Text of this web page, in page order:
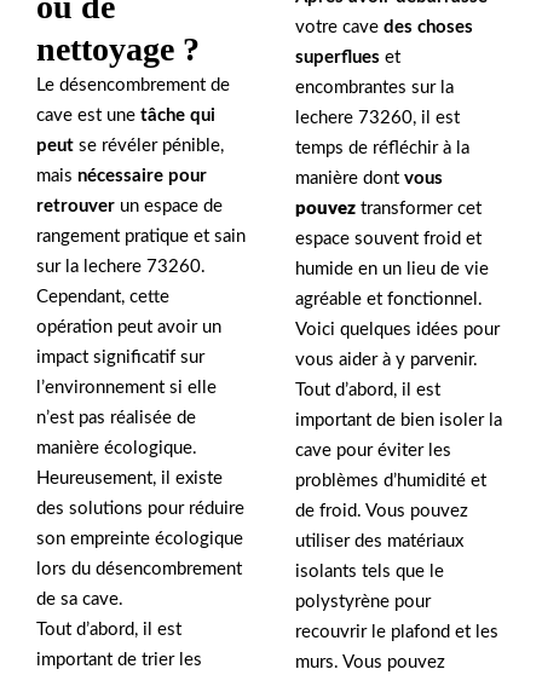
nettoyage ?
Le désencombrement de
cave est une tâche qui
peut se révéler pénible,
mais nécessaire pour
retrouver un espace de
rangement pratique et sain
sur la lechere 73260.
Cependant, cette
opération peut avoir un
impact significatif sur
l’environnement si elle
n’est pas réalisée de
manière écologique.
Heureusement, il existe
des solutions pour réduire
son empreinte écologique
lors du désencombrement
de sa cave.
Tout d’abord, il est
important de trier les
votre cave des choses
superflues et
encombrantes sur la
lechere 73260, il est
temps de réfléchir à la
manière dont vous
pouvez transformer cet
espace souvent froid et
humide en un lieu de vie
agréable et fonctionnel.
Voici quelques idées pour
vous aider à y parvenir.
Tout d’abord, il est
important de bien isoler la
cave pour éviter les
problèmes d’humidité et
de froid. Vous pouvez
utiliser des matériaux
isolants tels que le
polystyrène pour
recouvrir le plafond et les
murs. Vous pouvez